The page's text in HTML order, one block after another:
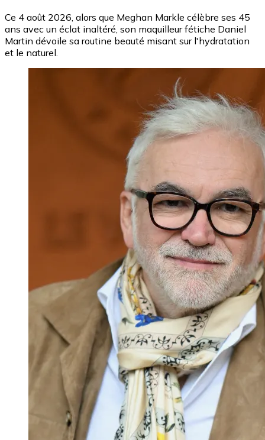
Ce 4 août 2026, alors que Meghan Markle célèbre ses 45
ans avec un éclat inaltéré, son maquilleur fétiche Daniel
Martin dévoile sa routine beauté misant sur l'hydratation
et le naturel.